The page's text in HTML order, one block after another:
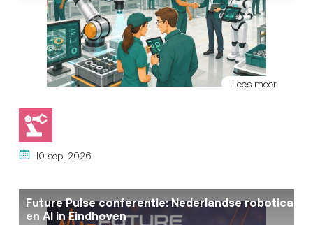
Lees meer
10 sep. 2026
Future Pulse conferentie: Nederlandse robotica
en AI in Eindhoven